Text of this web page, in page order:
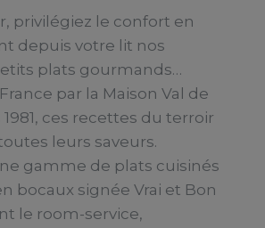
privilégiez le confort en
depuis votre lit nos
plats gourmands…
par la Maison Val de
ces recettes du terroir
leurs saveurs.
gamme de plats cuisinés
bocaux signée Vrai et Bon
le room-service,